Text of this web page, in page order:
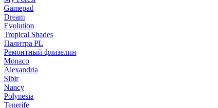
Gamepad
Dream
Evolution
Tropical Shades
Палитра PL
Ремонтный флизелин
Monaco
Alexandria
Sibir
Nancy
Polynesia
Tenerife